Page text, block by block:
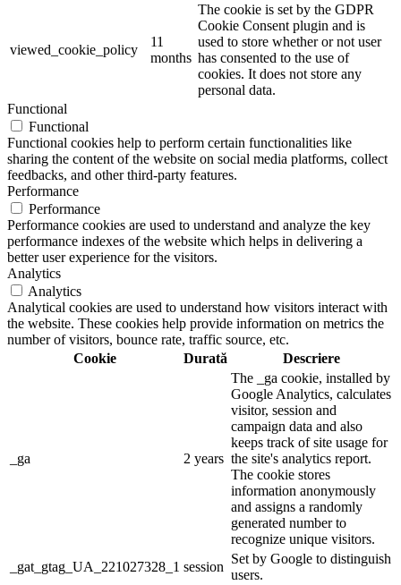
viewed_cookie_policy
11
months
The cookie is set by the GDPR
Cookie Consent plugin and is
used to store whether or not user
has consented to the use of
cookies. It does not store any
personal data.
Functional
Functional
Functional cookies help to perform certain functionalities like
sharing the content of the website on social media platforms, collect
feedbacks, and other third-party features.
Performance
Performance
Performance cookies are used to understand and analyze the key
performance indexes of the website which helps in delivering a
better user experience for the visitors.
Analytics
Analytics
Analytical cookies are used to understand how visitors interact with
the website. These cookies help provide information on metrics the
number of visitors, bounce rate, traffic source, etc.
Cookie
Durată Descriere
_ga 2 years
The _ga cookie, installed by
Google Analytics, calculates
visitor, session and
campaign data and also
keeps track of site usage for
the site's analytics report.
The cookie stores
information anonymously
and assigns a randomly
generated number to
recognize unique visitors.
_gat_gtag_UA_221027328_1 session
Set by Google to distinguish
users.